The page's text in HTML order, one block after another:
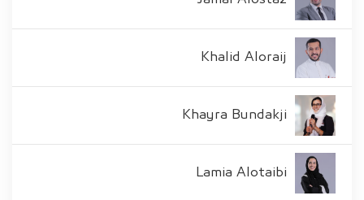
Khalid Aloraij
Khayra Bundakji
Lamia Alotaibi